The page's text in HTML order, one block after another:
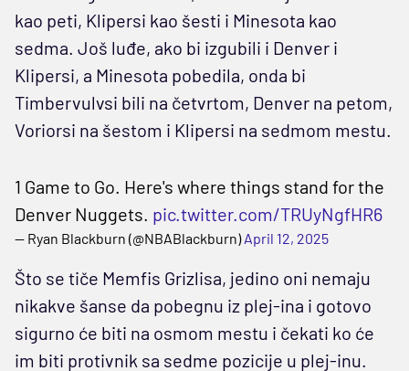
kao peti, Klipersi kao šesti i Minesota kao
sedma. Još luđe, ako bi izgubili i Denver i
Klipersi, a Minesota pobedila, onda bi
Timbervulvsi bili na četvrtom, Denver na petom,
Voriorsi na šestom i Klipersi na sedmom mestu.
1 Game to Go. Here's where things stand for the
Denver Nuggets. pic.twitter.com/TRUyNgfHR6
— Ryan Blackburn (@NBABlackburn)April 12, 2025
Što se tiče Memfis Grizlisa, jedino oni nemaju
nikakve šanse da pobegnu iz plej-ina i gotovo
sigurno će biti na osmom mestu i čekati ko će
im biti protivnik sa sedme pozicije u plej-inu.